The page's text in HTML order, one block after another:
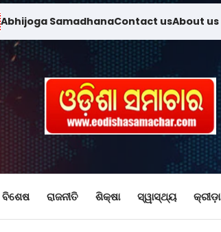
Abhijoga SamadhanaContact usAbout us
ବିଶେଷ ରାଜନୀତି ଶିକ୍ଷା ସ୍ୱାସ୍ଥ୍ୟ କ୍ରୀଡ଼ା